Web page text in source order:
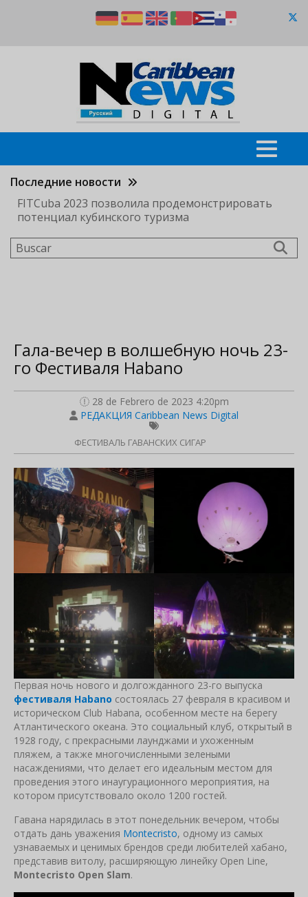
Последние новости
FITCuba 2023 позволила продемонстрировать
потенциал кубинского туризма
Buscar
Гала-вечер в волшебную ночь 23-
го Фестиваля Habano
28 de Febrero de 2023 4:20pm
РЕДАКЦИЯ Caribbean News Digital
ФЕСТИВАЛЬ ГАВАНСКИХ СИГАР
Первая ночь нового и долгожданного 23-го выпуска
фестиваля Habano состоялась 27 февраля в красивом и
историческом Club Habana, особенном месте на берегу
Атлантического океана. Это социальный клуб, открытый в
1928 году, с прекрасными лаунджами и ухоженным
пляжем, а также многочисленными зелеными
насаждениями, что делает его идеальным местом для
проведения этого инаугурационного мероприятия, на
котором присутствовало около 1200 гостей.
Гавана нарядилась в этот понедельник вечером, чтобы
отдать дань уважения Montecristo, одному из самых
узнаваемых и ценимых брендов среди любителей хабано,
представив витолу, расширяющую линейку Open Line,
Montecristo Open Slam.